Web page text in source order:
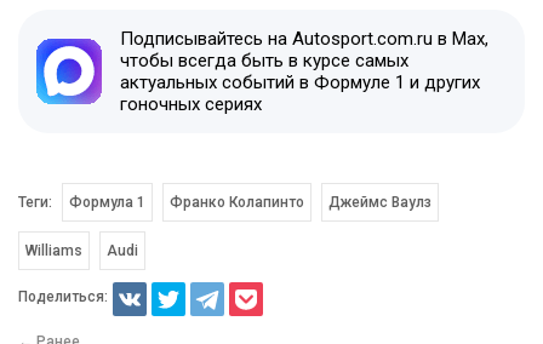
Подписывайтесь на Autosport.com.ru в Max,
чтобы всегда быть в курсе самых
актуальных событий в Формуле 1 и других
гоночных сериях
Теги: Формула 1 Франко Колапинто Джеймс Ваулз
Williams Audi
Поделиться: